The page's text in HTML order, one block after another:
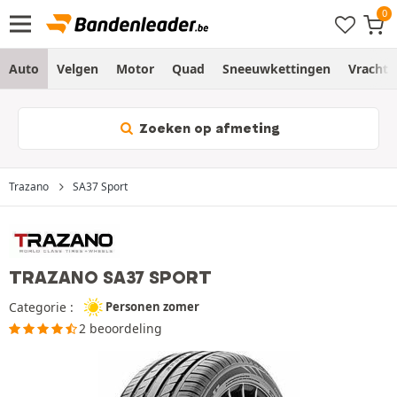
Auto Velgen Motor Quad Sneeuwkettingen
Zoeken op afmeting
Trazano SA37 Sport
TRAZANO SA37 SPORT
Categorie : Personen zomer
2 beoordeling